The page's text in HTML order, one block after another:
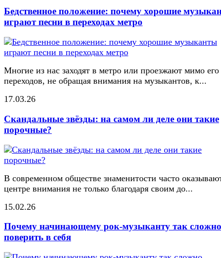
Бедственное положение: почему хорошие
играют песни в переходах метро
Многие из нас заходят в метро или проезжают мимо его
переходов, не обращая внимания на музыкантов, к...
17.03.26
Скандальные звёзды: на самом ли деле они такие
порочные?
В современном обществе знаменитости часто
центре внимания не только благодаря своим до...
15.02.26
Почему начинающему рок-музыканту так сложно
поверить в себя